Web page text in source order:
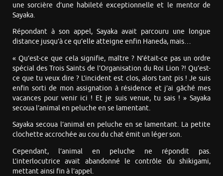
une sorcière d’une habileté exceptionnelle et le mentor de
Sayaka.
Répondant à son appel, Sayaka avait parcouru une longue
distance jusqu’à ce qu’elle atteigne enfin Haneda, mais…
« Qu’est-ce que cela signifie, maître ? N’était-ce pas un ordre
spécial des Trois Saints de l’Organisation du Roi Lion ?! Qu’est-
ce que tu veux dire ? L’incident est clos, alors tant pis ! Je suis
enfin sorti de mon assignation à résidence et j’ai gâché mes
vacances pour venir ici ! Et je suis venue, tu sais ! » Sayaka
secoua l’animal en peluche en se lamentant.
Sayaka secoua l’animal en peluche en se lamentant. La petite
clochette accrochée au cou du chat émit un léger son.
Cependant, l’animal en peluche ne répondit pas.
L’interlocutrice avait abandonné le contrôle du shikigami,
mettant ainsi fin à l’appel.